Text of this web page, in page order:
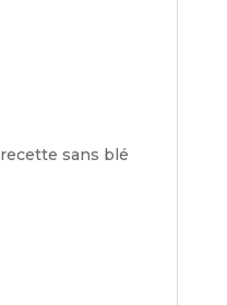
recette sans blé